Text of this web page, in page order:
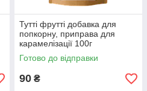
Тутті фрутті добавка для
попкорну, приправа для
карамелізації 100г
Готово до відправки
90 ₴